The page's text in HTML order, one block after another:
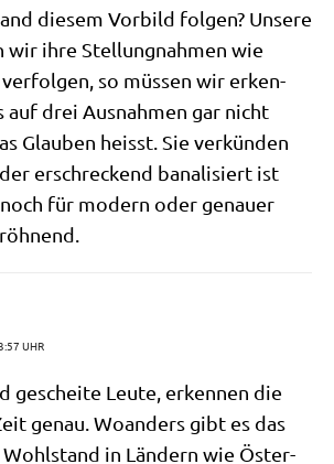
die­sem Vor­bild fol­gen? Unse­re
wir ihre Stel­lung­nah­men wie
so müs­sen wir erken­
auf drei Aus­nah­men gar nicht
Glau­ben heisst. Sie ver­kün­den
erschreckend bana­li­siert ist
für modern oder genau­er
UHR
geschei­te Leu­te, erken­nen die
genau. Woan­ders gibt es das
Wohl­stand in Län­dern wie Öster­